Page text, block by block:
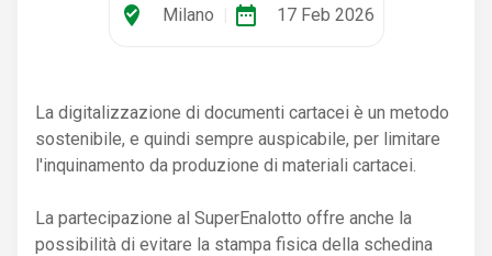
where_to_vote Milano date_range 17 Feb 2026
La digitalizzazione di documenti cartacei è un metodo
sostenibile, e quindi sempre auspicabile, per limitare
l'inquinamento da produzione di materiali cartacei.
La partecipazione al SuperEnalotto offre anche la
possibilità di evitare la stampa fisica della schedina